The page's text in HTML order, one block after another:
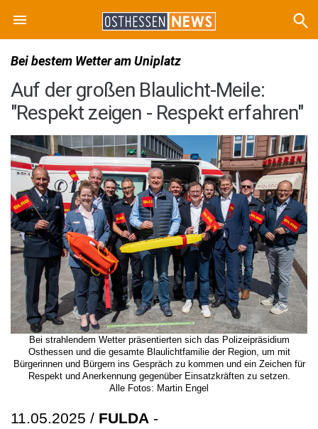
Bei bestem Wetter am Uniplatz
Auf der großen Blaulicht-Meile:
"Respekt zeigen - Respekt erfahren"
Bei strahlendem Wetter präsentierten sich das Polizeipräsidium
Osthessen und die gesamte Blaulichtfamilie der Region, um mit
Bürgerinnen und Bürgern ins Gespräch zu kommen und ein Zeichen für
Respekt und Anerkennung gegenüber Einsatzkräften zu setzen.
Alle Fotos: Martin Engel
11.05.2025 / FULDA -